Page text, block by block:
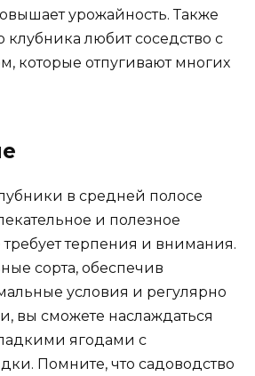
урожайность. Также
клубника любит соседство с
которые отпугивают многих
в средней полосе
и полезное
требует терпения и внимания.
сорта, обеспечив
условия и регулярно
вы сможете наслаждаться
ягодами с
Помните, что садоводство